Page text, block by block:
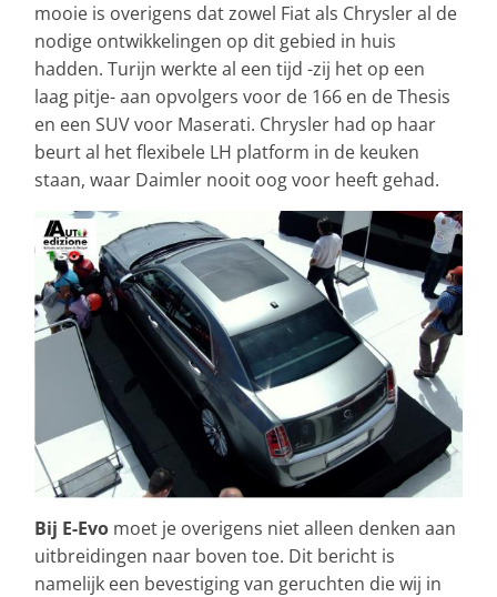
mooie is overigens dat zowel Fiat als Chrysler al de
nodige ontwikkelingen op dit gebied in huis
hadden. Turijn werkte al een tijd -zij het op een
laag pitje- aan opvolgers voor de 166 en de Thesis
en een SUV voor Maserati. Chrysler had op haar
beurt al het flexibele LH platform in de keuken
staan, waar Daimler nooit oog voor heeft gehad.
Bij E-Evo moet je overigens niet alleen denken aan
uitbreidingen naar boven toe. Dit bericht is
namelijk een bevestiging van geruchten die wij in